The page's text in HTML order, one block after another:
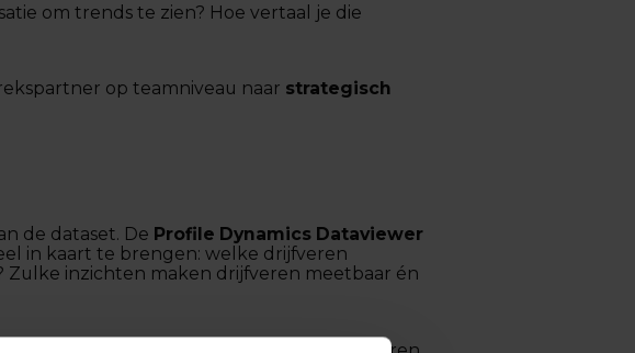
om trends te zien? Hoe vertaal je die
op teamniveau naar strategisch
de dataset. De Profile Dynamics Dataviewer
in kaart te brengen: welke drijfveren
Zulke inzichten maken drijfveren meetbaar én